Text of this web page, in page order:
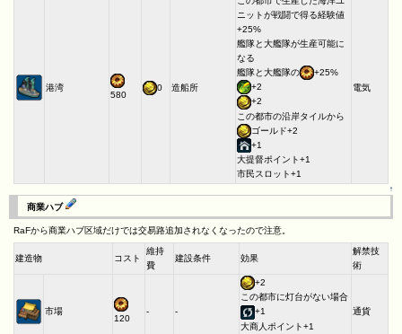
港湾
580
0 造船所
ニットが戦闘で得る経験値
+25%
艦隊と大艦隊が生産可能に
なる
艦隊と大艦隊の
+25%
+2
+2
この都市の沿岸タイルから
ゴールド+2
+1
大提督ポイント+1
市民スロット+1
電気
↑
商業ハブ
RaFから商業ハブ区域だけでは交易路追加されなくなったので注意。
建造物 コスト
維持
費
建設条件 効果
解禁技
術
市場
120
- -
+2
この都市に灯台がない場合
+1
大商人ポイント+1
通貨